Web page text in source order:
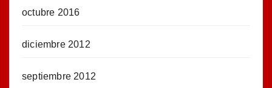
octubre 2016
diciembre 2012
septiembre 2012